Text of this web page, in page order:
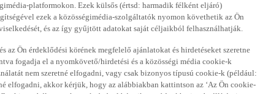
platformokon. Ezek külsős (értsd: harmadik félként eljáró)
ezek a közösségimédia-szolgáltatók nyomon követhetik az Ön
és az így gyűjtött adatokat saját céljaikból felhasználhatják.
az Ön érdeklődési körének megfelelő ajánlatokat és hirdetéseket szeretne
fogadja el a nyomkövető/hirdetési és a közösségi média cookie-k
nem szeretné elfogadni, vagy csak bizonyos típusú cookie-k (például:
elfogadni, akkor kérjük, hogy az alábbiakban kattintson az ‘Az Ön cookie-